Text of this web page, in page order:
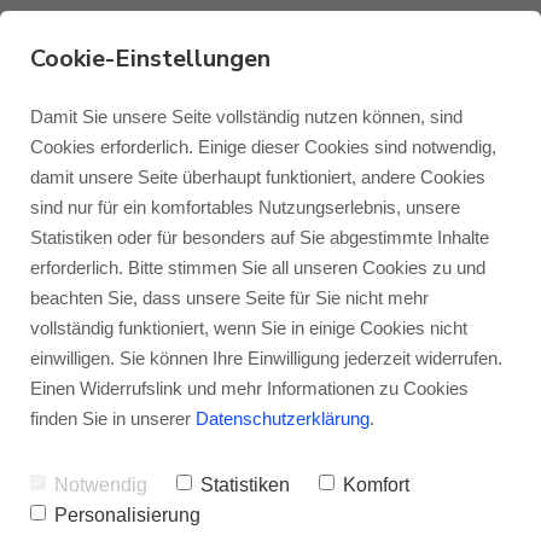
Monitor Audio
Monitor Audio Custom Install
Roksan
Blok
Blog Monitor Audio
Blog Roksan
Blog Blok
Monitor Audio Bronze
W10 6G
Musik und Filme werden spürbar!- Auch
wenn es Musik „hören“ heißt, ist es ein
echtes Erlebnis, sie auch fühlen zu können.
Der passende Kandidat aus der Bronze-
Serie dafür heißt: Monitor Audio Bronze
Der Bronze W10 6G ist Bestandteil des
Cookie-Einstellungen
Damit Sie unsere Seite vollständig nutzen können, sind
Cookies erforderlich. Einige dieser Cookies sind notwendig,
damit unsere Seite überhaupt funktioniert, andere Cookies
sind nur für ein komfortables Nutzungserlebnis, unsere
Statistiken oder für besonders auf Sie abgestimmte Inhalte
erforderlich. Bitte stimmen Sie all unseren Cookies zu und
beachten Sie, dass unsere Seite für Sie nicht mehr
vollständig funktioniert, wenn Sie in einige Cookies nicht
einwilligen. Sie können Ihre Einwilligung jederzeit widerrufen.
Einen Widerrufslink und mehr Informationen zu Cookies
finden Sie in unserer Datenschutzerklärung.
Notwendig Statistiken
Komfort
Personalisierung